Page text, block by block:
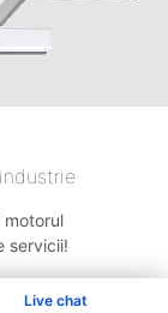
Live chat
motorul
servicii!